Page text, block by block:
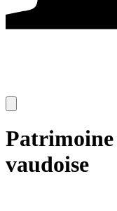
Patrimoine
vaudoise